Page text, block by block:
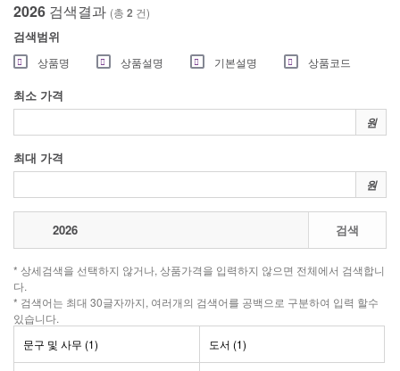
2026 검색결과 (총 2 건)
검색범위
상품명 상품설명 기본설명 상품코드
최소 가격
원
최대 가격
원
검색
* 상세검색을 선택하지 않거나, 상품가격을 입력하지 않으면 전체에서 검색합니
다.
* 검색어는 최대 30글자까지, 여러개의 검색어를 공백으로 구분하여 입력 할수
있습니다.
문구 및 사무 (1)
도서 (1)